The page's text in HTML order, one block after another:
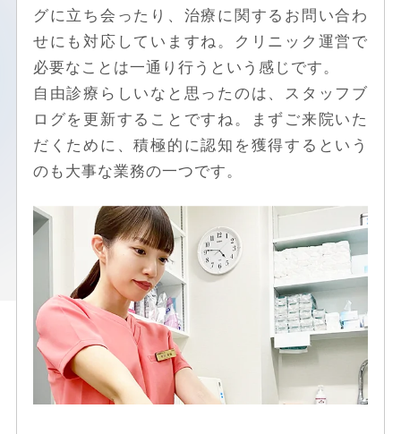
グに立ち会ったり、治療に関するお問い合わ
せにも対応していますね。クリニック運営で
必要なことは一通り行うという感じです。
自由診療らしいなと思ったのは、スタッフブ
ログを更新することですね。まずご来院いた
だくために、積極的に認知を獲得するという
のも大事な業務の一つです。